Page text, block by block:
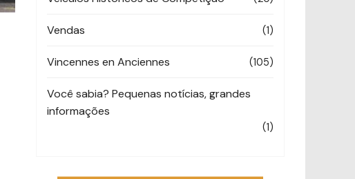
Vendas (1)
Vincennes en Anciennes (105)
Você sabia? Pequenas notícias, grandes
informações
(1)